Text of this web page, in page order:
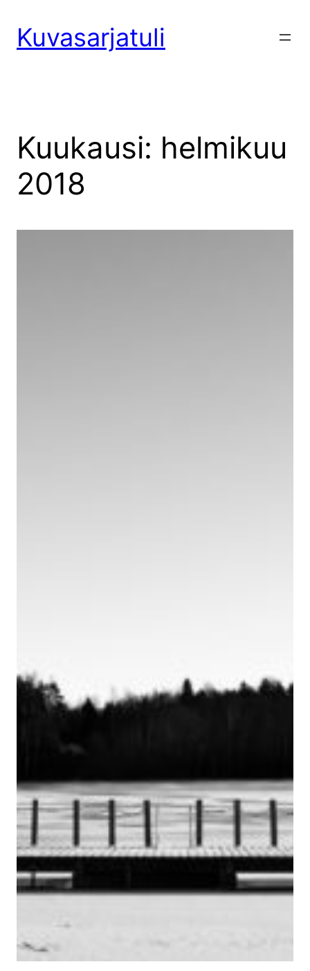
sisältöönKuvasarjatuli
Kuukausi: helmikuu
2018